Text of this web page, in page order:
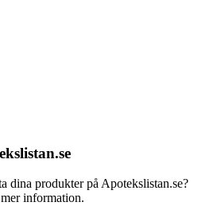
dina produkter på Apotekslistan.se?
information.